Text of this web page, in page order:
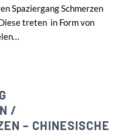
Spaziergang Schmerzen
treten in Form von
/
– CHINESISCHE